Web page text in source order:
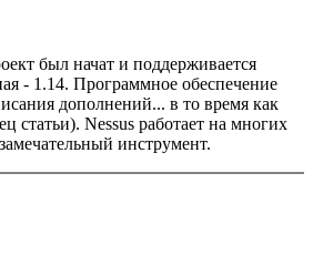
был начат и поддерживается
- 1.14. Программное обеспечение
дополнений... в то время как
статьи). Nessus работает на многих
инструмент.